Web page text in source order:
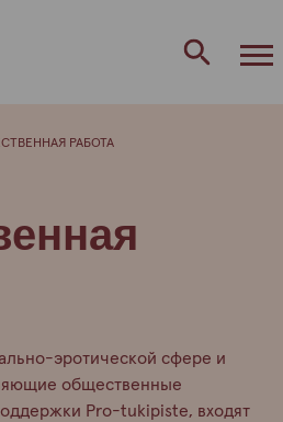
эротической сфере и
общественные
Pro-tukipiste, входят
РАБОТА